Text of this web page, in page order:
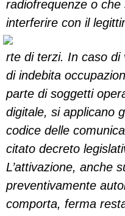
radiofrequenze o
interferire con il
rte di terzi. In caso di
di indebita
parte di soggetti
digitale, si applicano
codice delle
citato decreto
L’attivazione, anche
preventivamente
comporta, ferma